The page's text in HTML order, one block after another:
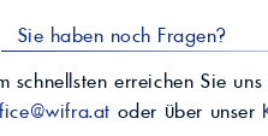
Sie haben noch Fragen?
schnellsten erreichen Sie
oder über unser